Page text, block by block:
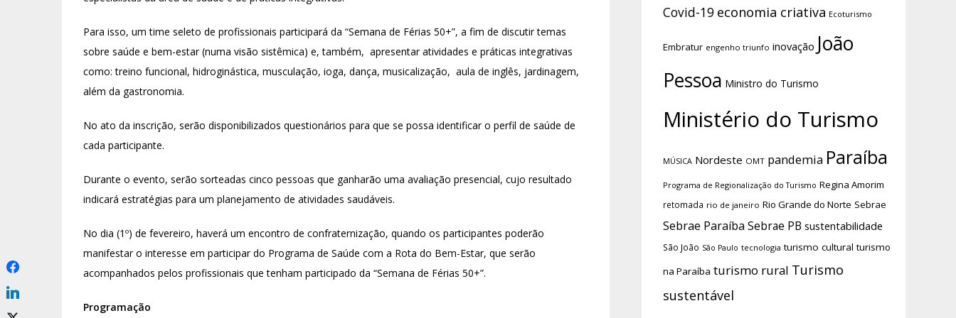
Para isso, um time seleto de profissionais participará da “Semana de Férias 50+”, a fim de discutir temas
sobre saúde e bem-estar (numa visão sistêmica) e, também, apresentar atividades e práticas integrativas
como: treino funcional, hidroginástica, musculação, ioga, dança, musicalização, aula de inglês, jardinagem,
além da gastronomia.
No ato da inscrição, serão disponibilizados questionários para que se possa identificar o perfil de saúde de
cada participante.
Durante o evento, serão sorteadas cinco pessoas que ganharão uma avaliação presencial, cujo resultado
indicará estratégias para um planejamento de atividades saudáveis.
No dia (1º) de fevereiro, haverá um encontro de confraternização, quando os participantes poderão
manifestar o interesse em participar do Programa de Saúde com a Rota do Bem-Estar, que serão
acompanhados pelos profissionais que tenham participado da “Semana de Férias 50+”.
Programação
Covid-19 economia criativa Ecoturismo
Embratur engenho triunfo inovação João
Pessoa Ministro do Turismo
Ministério do Turismo
MÚSICA Nordeste OMT pandemia Paraíba
Programa de Regionalização do Turismo Regina Amorim
retomada rio de janeiro Rio Grande do Norte Sebrae
Sebrae Paraíba Sebrae PB sustentabilidade
São João São Paulo tecnologia turismo cultural turismo
na Paraíba turismo rural Turismo
sustentável